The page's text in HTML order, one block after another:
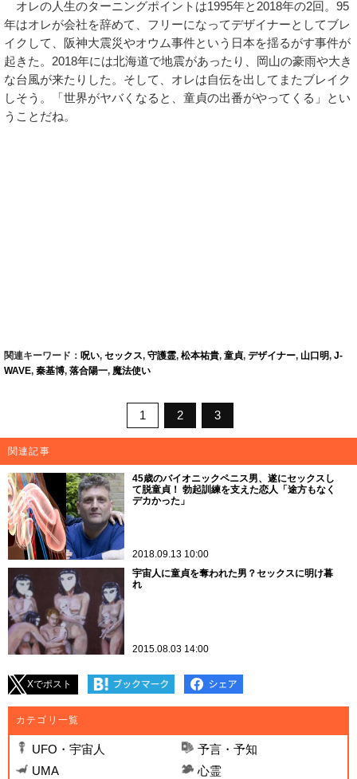
オレの人生のターニングポイントは1995年と2018年の2回。95
年はオレが会社を辞めて、フリーになってデザイナーとしてブレ
イクして、阪神大震災やオウム事件という日本を揺るがす事件が
起きた。2018年には北海道で地震があったり、岡山の豪雨や大き
な台風が来たりした。そして、オレは自伝を出してまたブレイク
しそう。「世界がヤバくなると、童貞の出番がやってくる」とい
うことだね。
関連キーワード： 呪い, セックス, 守護霊, 松本祐貴, 童貞, デザイナー, 山口明, J-
WAVE, 秦基博, 落合陽一, 魔法使い
1 2 3
関連記事
45歳のバイオニックペニス男、遂にセックスし
て脱童貞！ 勃起訓練を支えた恋人「途方もなく
デカかった」
2018.09.13 10:00
宇宙人に童貞を奪われた男？セックスに明け暮
れ
2015.08.03 14:00
Xでポスト
カテゴリ一覧
UFO・宇宙人
予言・予知
UMA
心霊